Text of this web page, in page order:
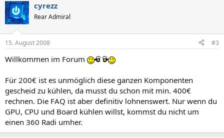
cyrezz
Rear Admiral
15. August 2008 #3
Willkommen im Forum
Für 200€ ist es unmöglich diese ganzen Komponenten
gescheid zu kühlen, da musst du schon mit min. 400€
rechnen. Die FAQ ist aber definitiv lohnenswert. Nur wenn du
GPU, CPU und Board kühlen willst, kommst du nicht um
einen 360 Radi umher.